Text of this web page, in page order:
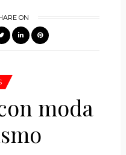
ON
moda